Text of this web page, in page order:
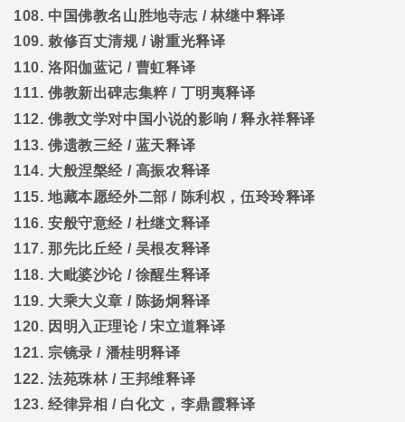
108. 中国佛教名山胜地寺志 / 林继中释译
109. 敕修百丈清规/谢重光释译
110. 洛阳伽蓝记 / 曹虹释译
111. 佛教新出碑志集粹/ 丁明夷释译
112. 佛教文学对中国小说的影响 /释永祥释译
113. 佛遗教三经 / 蓝天释译
114. 大般涅槃经 / 高振农释译
115. 地藏本愿经外二部 / 陈利权，伍玲玲释译
116. 安般守意经 / 杜继文释译
117. 那先比丘经 / 吴根友释译
118. 大毗婆沙论 / 徐醒生释译
119. 大乘大义章 / 陈扬炯释译
120. 因明入正理论/宋立道释译
121. 宗镜录 / 潘桂明释译
122. 法苑珠林/ 王邦维释译
123. 经律异相 / 白化文，李鼎霞释译